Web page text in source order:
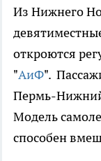
Из Нижнего
откроются
"АиФ".
Пермь-Нижний
Модель
способен